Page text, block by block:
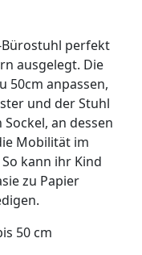
Bürostuhl perfekt
ausgelegt. Die
50cm anpassen,
und der Stuhl
an dessen
Mobilität im
kann ihr Kind
zu Papier
50 cm